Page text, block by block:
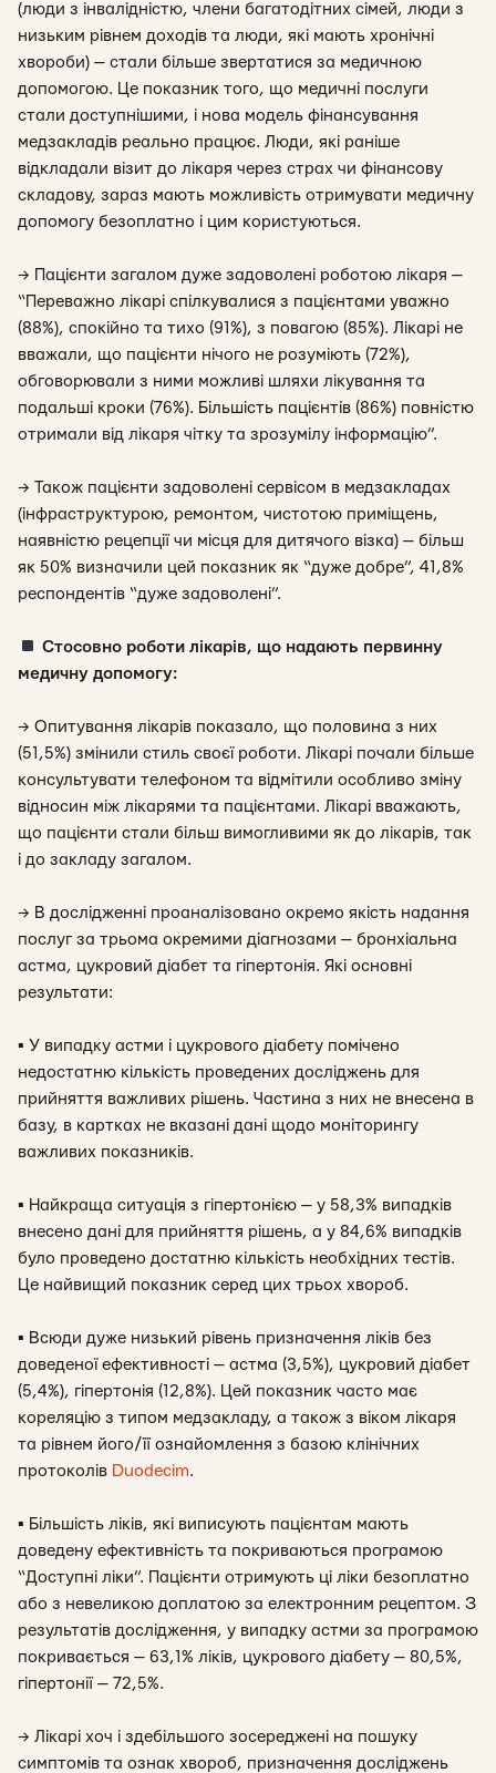
(люди з інвалідністю, члени багатодітних сімей, люди з
низьким рівнем доходів та люди, які мають хронічні
хвороби) — стали більше звертатися за медичною
допомогою. Це показник того, що медичні послуги
стали доступнішими, і нова модель фінансування
медзакладів реально працює. Люди, які раніше
відкладали візит до лікаря через страх чи фінансову
складову, зараз мають можливість отримувати медичну
допомогу безоплатно і цим користуються.
→ Пацієнти загалом дуже задоволені роботою лікаря —
“Переважно лікарі спілкувалися з пацієнтами уважно
(88%), спокійно та тихо (91%), з повагою (85%). Лікарі не
вважали, що пацієнти нічого не розуміють (72%),
обговорювали з ними можливі шляхи лікування та
подальші кроки (76%). Більшість пацієнтів (86%) повністю
отримали від лікаря чітку та зрозумілу інформацію”.
→ Також пацієнти задоволені сервісом в медзакладах
(інфраструктурою, ремонтом, чистотою приміщень,
наявністю рецепції чи місця для дитячого візка) — більш
як 50% визначили цей показник як “дуже добре”, 41,8%
респондентів “дуже задоволені”.
Стосовно роботи лікарів, що надають первинну
медичну допомогу:
→ Опитування лікарів показало, що половина з них
(51,5%) змінили стиль своєї роботи. Лікарі почали більше
консультувати телефоном та відмітили особливо зміну
відносин між лікарями та пацієнтами. Лікарі вважають,
що пацієнти стали більш вимогливими як до лікарів, так
і до закладу загалом.
→ В дослідженні проаналізовано окремо якість надання
послуг за трьома окремими діагнозами — бронхіальна
астма, цукровий діабет та гіпертонія. Які основні
результати:
▪ У випадку астми і цукрового діабету помічено
недостатню кількість проведених досліджень для
прийняття важливих рішень. Частина з них не внесена в
базу, в картках не вказані дані щодо моніторингу
важливих показників.
▪ Найкраща ситуація з гіпертонією — у 58,3% випадків
внесено дані для прийняття рішень, а у 84,6% випадків
було проведено достатню кількість необхідних тестів.
Це найвищий показник серед цих трьох хвороб.
▪ Всюди дуже низький рівень призначення ліків без
доведеної ефективності — астма (3,5%), цукровий діабет
(5,4%), гіпертонія (12,8%). Цей показник часто має
кореляцію з типом медзакладу, а також з віком лікаря
та рівнем його/її ознайомлення з базою клінічних
протоколів Duodecim.
▪ Більшість ліків, які виписують пацієнтам мають
доведену ефективність та покриваються програмою
“Доступні ліки”. Пацієнти отримують ці ліки безоплатно
або з невеликою доплатою за електронним рецептом. З
результатів дослідження, у випадку астми за програмою
покривається — 63,1% ліків, цукрового діабету — 80,5%,
гіпертонії — 72,5%.
→ Лікарі хоч і здебільшого зосереджені на пошуку
симптомів та ознак хвороб, призначення досліджень